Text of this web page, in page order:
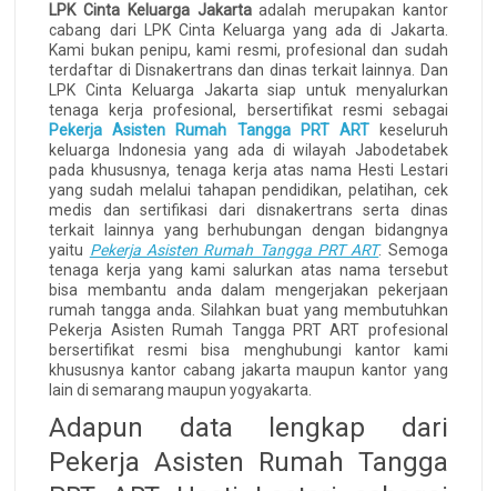
LPK Cinta Keluarga Jakartaadalah merupakan kantor
cabang dari LPK Cinta Keluarga yang ada di Jakarta.
Kami bukan penipu, kami resmi, profesional dan sudah
terdaftar di Disnakertrans dan dinas terkait lainnya. Dan
LPK Cinta Keluarga Jakarta siap untuk menyalurkan
tenaga kerja profesional, bersertifikat resmi sebagai
Pekerja Asisten Rumah Tangga PRT ARTkeseluruh
keluarga Indonesia yang ada di wilayah Jabodetabek
pada khususnya, tenaga kerja atas nama Hesti Lestari
yang sudah melalui tahapan pendidikan, pelatihan, cek
medis dan sertifikasi dari disnakertrans serta dinas
terkait lainnya yang berhubungan dengan bidangnya
yaitu Pekerja Asisten Rumah Tangga PRT ART. Semoga
tenaga kerja yang kami salurkan atas nama tersebut
bisa membantu anda dalam mengerjakan pekerjaan
rumah tangga anda. Silahkan buat yang membutuhkan
Pekerja Asisten Rumah Tangga PRT ART profesional
bersertifikat resmi bisa menghubungi kantor kami
khususnya kantor cabang jakarta maupun kantor yang
lain di semarang maupun yogyakarta.
Adapun data lengkap dari
Pekerja Asisten Rumah Tangga